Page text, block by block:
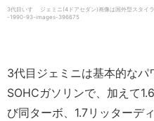
3代目いすゞ ジェミニ(4ドアセダン)画像は国外型スタ
-1990-93-images-396675
3代目ジェミニは基本的なパ
SOHCガソリンで、加えて
び同ターボ、1.7リッターデ